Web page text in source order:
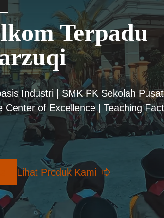
Terpadu
Industri | SMK PK Sekolah Pusat
Center of Excellence | Teaching
Lihat Produk Kami